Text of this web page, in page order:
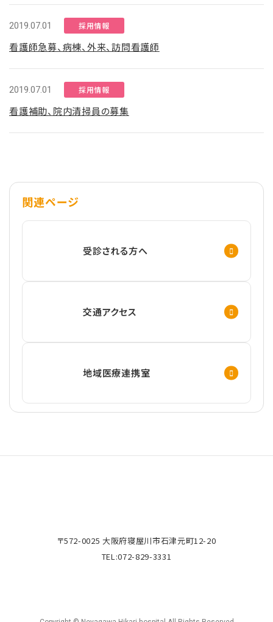
2019.07.01 採用情報
看護師急募、病棟、外来、訪問看護師
2019.07.01 採用情報
看護補助、院内清掃員の募集
関連ページ
受診される方へ
交通アクセス
地域医療連携室
〒572-0025 大阪府寝屋川市石津元町12-20
TEL:072-829-3331